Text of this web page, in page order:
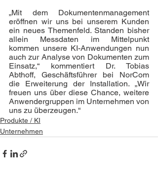
„Mit dem Dokumentenmanagement
eröffnen wir uns bei unserem Kunden
ein neues Themenfeld. Standen bisher
allein Messdaten im Mittelpunkt
kommen unsere KI-Anwendungen nun
auch zur Analyse von Dokumenten zum
Einsatz,“ kommentiert Dr. Tobias
Abthoff, Geschäftsführer bei NorCom
die Erweiterung der Installation. „Wir
freuen uns über diese Chance, weitere
Anwendergruppen im Unternehmen von
uns zu überzeugen.“
Produkte / KI
Unternehmen